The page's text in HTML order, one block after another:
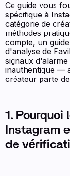
Ce guide vous
spécifique à
catégorie de
méthodes
compte, un
d'analyse de
signaux
inauthentique —
créateur parte
1. Pourquoi
Instagram
de